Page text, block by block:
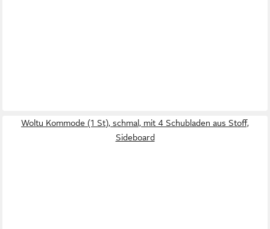
Woltu Kommode (1 St), schmal, mit 4 Schubladen aus Stoff,
Sideboard